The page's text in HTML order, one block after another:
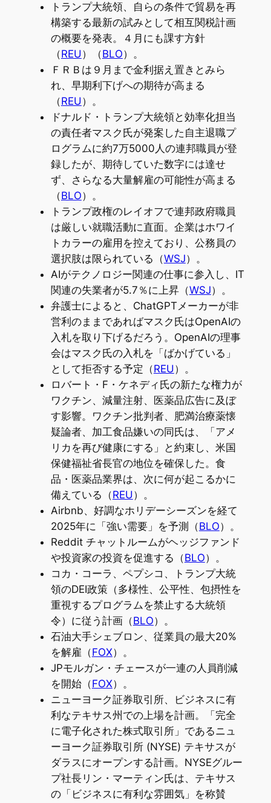
トランプ大統領、自らの条件で貿易を再
構築する最新の試みとして相互関税計画
の概要を発表。４月にも課す方針
（REU）（BLO）。
ＦＲＢは９月まで金利据え置きとみら
れ、早期利下げへの期待が高まる
（REU）。
ドナルド・トランプ大統領と効率化担当
の責任者マスク氏が発案した自主退職プ
ログラムに約7万5000人の連邦職員が登
録したが、期待していた数字には達せ
ず、さらなる大量解雇の可能性が高まる
（BLO）。
トランプ政権のレイオフで連邦政府職員
は厳しい就職活動に直面。企業はホワイ
トカラーの雇用を控えており、公務員の
選択肢は限られている（WSJ）。
AIがテクノロジー関連の仕事に参入し、IT
関連の失業者が5.7％に上昇（WSJ）。
弁護士によると、ChatGPTメーカーが非
営利のままであればマスク氏はOpenAIの
入札を取り下げるだろう。OpenAIの理事
会はマスク氏の入札を「ばかげている」
として拒否する予定（REU）。
ロバート・F・ケネディ氏の新たな権力が
ワクチン、減量注射、医薬品広告に及ぼ
す影響。ワクチン批判者、肥満治療薬懐
疑論者、加工食品嫌いの同氏は、「アメ
リカを再び健康にする」と約束し、米国
保健福祉省長官の地位を確保した。食
品・医薬品業界は、次に何が起こるかに
備えている（REU）。
Airbnb、好調なホリデーシーズンを経て
2025年に「強い需要」を予測（BLO）。
Reddit チャットルームがヘッジファンド
や投資家の投資を促進する（BLO）。
コカ・コーラ、ペプシコ、トランプ大統
領のDEI政策（多様性、公平性、包摂性を
重視するプログラムを禁止する大統領
令）に従う計画（BLO）。
石油大手シェブロン、従業員の最大20%
を解雇（FOX）。
JPモルガン・チェースが一連の人員削減
を開始（FOX）。
ニューヨーク証券取引所、ビジネスに有
利なテキサス州での上場を計画。「完全
に電子化された株式取引所」であるニュ
ーヨーク証券取引所 (NYSE) テキサスが
ダラスにオープンする計画。NYSEグルー
プ社長リン・マーティン氏は、テキサス
の「ビジネスに有利な雰囲気」を称賛